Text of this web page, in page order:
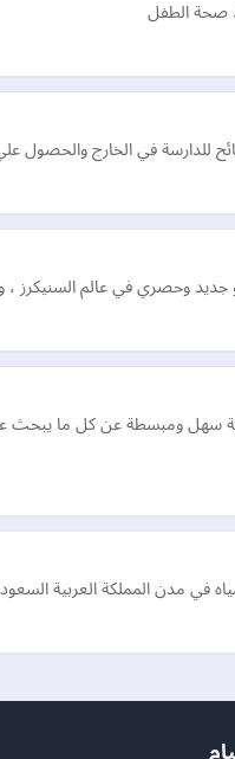
صحة الطفل
للدارسة في الخارج والحصول
ومبسطة عن كل ما يبحث عنه
في مدن المملكة العربية